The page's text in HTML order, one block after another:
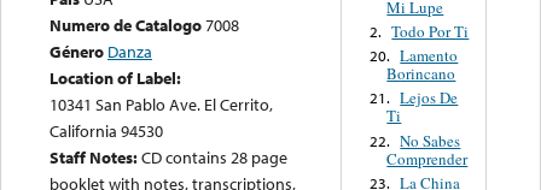
Numero de Catalogo7008
Género Danza
Location of Label:
10341 San Pablo Ave. El Cerrito,
California 94530
Staff Notes:CD contains 28 page
booklet with notes, transcriptions,
Mi Lupe
2. Todo Por Ti
20. Lamento
Borincano
21. Lejos De
Ti
22. No Sabes
Comprender
23. La China